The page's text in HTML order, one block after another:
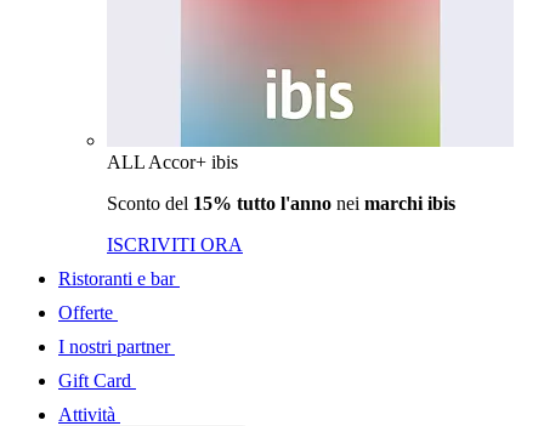
ALL Accor+ ibis
Sconto del 15% tutto l'anno nei marchi ibis
ISCRIVITI ORA
Ristoranti e bar
Offerte
I nostri partner
Gift Card
Attività